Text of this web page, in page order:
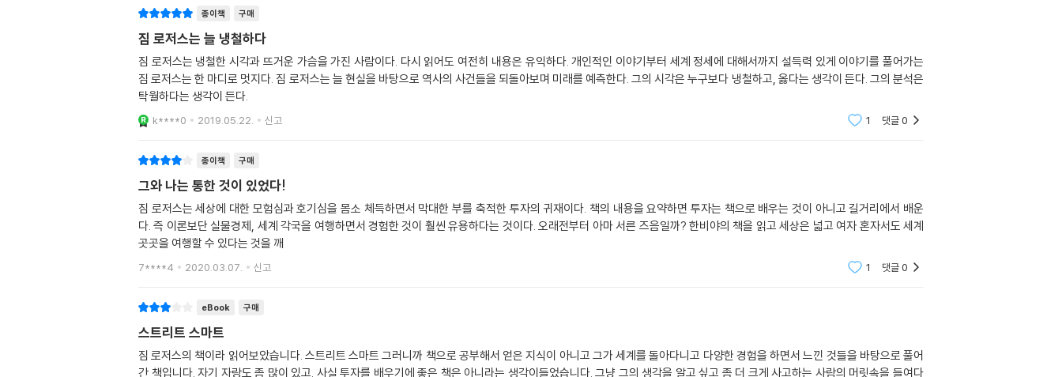
종이책 구매
짐 로저스는 늘 냉철하다
짐 로저스는 냉철한 시각과 뜨거운 가슴을 가진 사람이다. 다시 읽어도 여전히 내용은 유익하다. 개인적인 이야기부터 세계 정세에 대해서까지 설득력 있게 이야기를 풀어가는
짐 로저스는 한 마디로 멋지다. 짐 로저스는 늘 현실을 바탕으로 역사의 사건들을 되돌아보며 미래를 예측한다. 그의 시각은 누구보다 냉철하고, 옳다는 생각이 든다. 그의 분석은
탁월하다는 생각이 든다.
k****0 2019.05.22. 신고 1 댓글0
종이책 구매
그와 나는 통한 것이 있었다!
짐 로저스는 세상에 대한 모험심과 호기심을 몸소 체득하면서 막대한 부를 축적한 투자의 귀재이다. 책의 내용을 요약하면 투자는 책으로 배우는 것이 아니고 길거리에서 배운
다. 즉 이론보단 실물경제, 세계 각국을 여행하면서 경험한 것이 훨씬 유용하다는 것이다. 오래전부터 아마 서른 즈음일까? 한비야의 책을 읽고 세상은 넓고 여자 혼자서도 세계
곳곳을 여행할 수 있다는 것을 깨
7****4 2020.03.07. 신고 1 댓글0
eBook 구매
스트리트 스마트
짐 로저스의 책이라 읽어보았습니다. 스트리트 스마트 그러니까 책으로 공부해서 얻은 지식이 아니고 그가 세계를 돌아다니고 다양한 경험을 하면서 느낀 것들을 바탕으로 풀어
간 책입니다. 자기 자랑도 좀 많이 있고. 사실 투자를 배우기에 좋은 책은 아니라는 생각이들었습니다. 그냥 그의 생각을 알고 싶고 좀 더 크게 사고하는 사람의 머릿속을 들여다